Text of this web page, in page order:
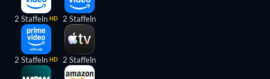
2 Staffeln HD
2 Staffeln HD
2 Staffeln
2 Staffeln